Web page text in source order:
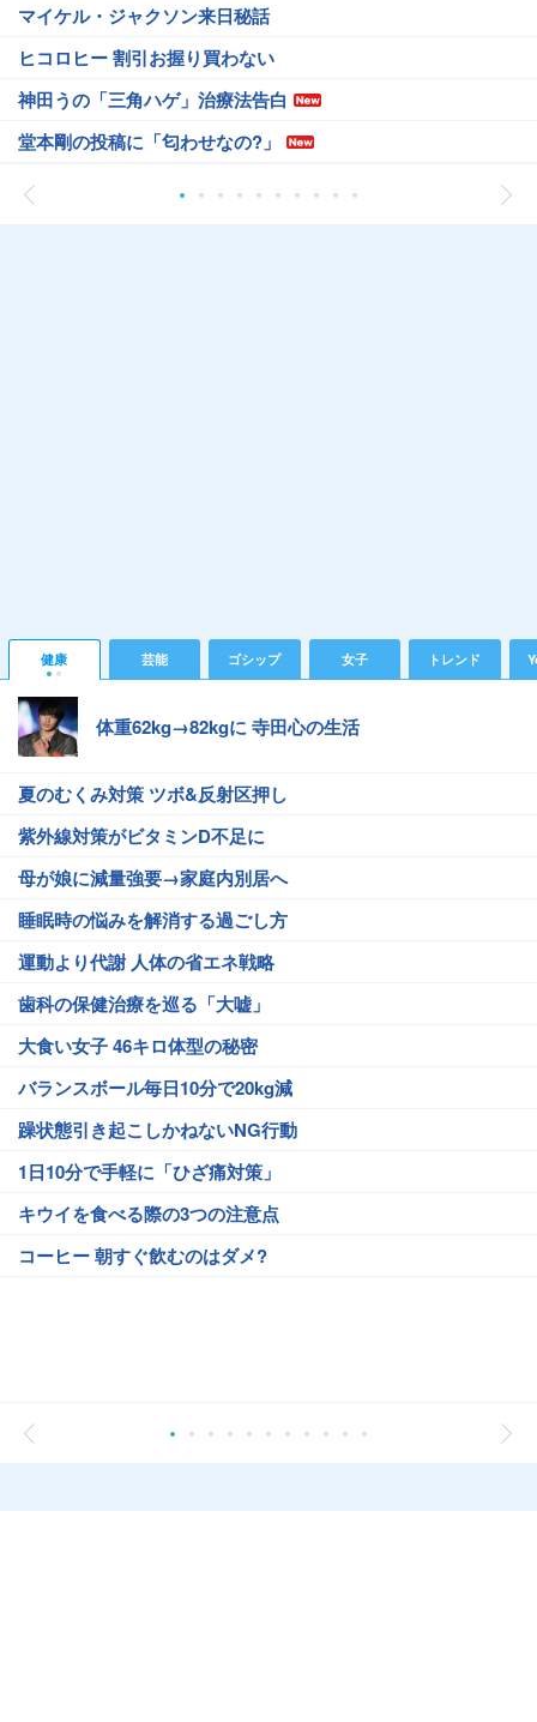
マイケル・ジャクソン来日秘話
ヒコロヒー 割引お握り買わない
神田うの「三角ハゲ」治療法告白
堂本剛の投稿に「匂わせなの?」
健康 芸能 ゴシップ 女子 トレンド
体重62kg→82kgに 寺田心の生活
夏のむくみ対策 ツボ&反射区押し
紫外線対策がビタミンD不足に
母が娘に減量強要→家庭内別居へ
睡眠時の悩みを解消する過ごし方
運動より代謝 人体の省エネ戦略
歯科の保健治療を巡る「大嘘」
大食い女子 46キロ体型の秘密
バランスボール毎日10分で20kg減
躁状態引き起こしかねないNG行動
1日10分で手軽に「ひざ痛対策」
キウイを食べる際の3つの注意点
コーヒー 朝すぐ飲むのはダメ?